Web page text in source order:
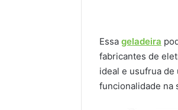
Essa geladeira
fabricantes de
ideal e usufrua de
funcionalidade na